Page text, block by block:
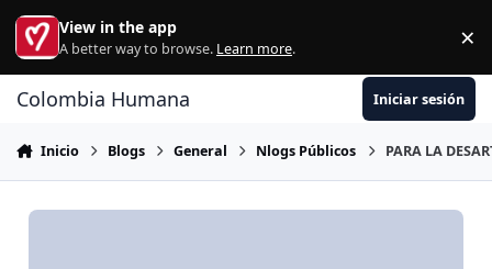
Ir al contenido
View in the app
A better way to browse. Learn more. ×
Colombia Humana Iniciar sesión
Inicio Blogs General Nlogs Públicos PARA LA